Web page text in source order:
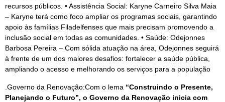
recursos públicos. • Assistência Social: Karyne Carneiro Silva Maia
– Karyne terá como foco ampliar os programas sociais, garantindo
apoio às famílias Filadelfenses que mais precisam promovendo a
inclusão social em todas as comunidades. • Saúde: Odejonnes
Barbosa Pereira – Com sólida atuação na área, Odejonnes seguirá
à frente de um dos maiores desafios: fortalecer a saúde pública,
ampliando o acesso e melhorando os serviços para a população
.Governo da Renovação:Com o lema “Construindo o Presente,
Planejando o Futuro”, o Governo da Renovação inicia com